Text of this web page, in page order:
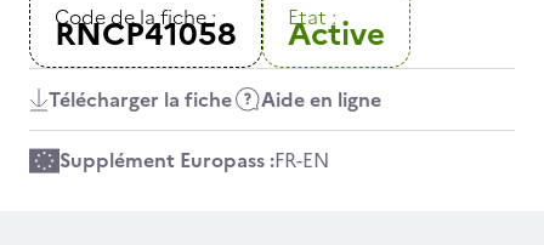
Code de la fiche :
RNCP41058 Etat :
Active
Télécharger la fiche Aide en ligne
Supplément Europass :FR-EN